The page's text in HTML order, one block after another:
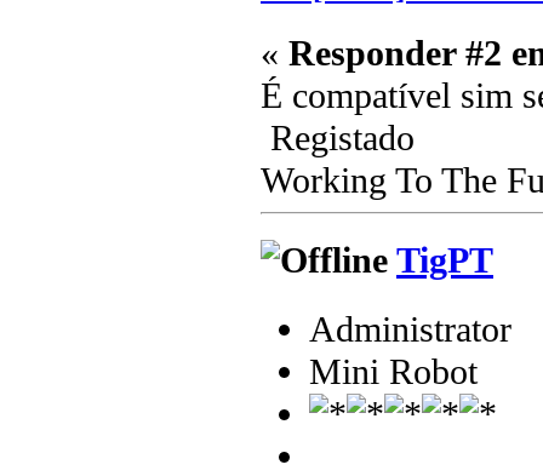
« Responder #2
É compatível sim
Registado
Working To The
TigPT
Administrator
Mini Robot